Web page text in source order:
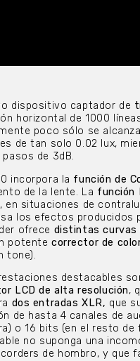
dispositivo captador de
horizontal de 1000
poco sólo se
de tan solo 0.02 lux,
pasos de 3dB.
incorpora la función de
de la lente. La función
en situaciones de
los efectos producidos
ofrece distintas curvas
potentecorrector de
tone).
destacables
LCD de alta resolución,
dos entradas XLR, que
de hasta 4 canales de
o 16 bits (en el resto
no suponga una
de hombro, y que